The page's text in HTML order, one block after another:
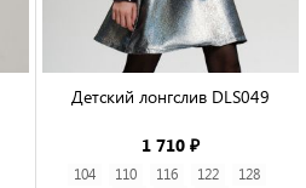
Детский лонгслив DLS049
1 710 ₽
104 110 116 122
128